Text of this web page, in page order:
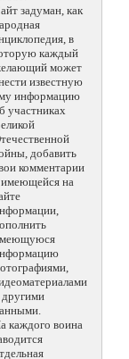
задуман, как
в
каждый
может
известную
информацию
участниках
добавить
комментарии
имеющейся на
каждого воина